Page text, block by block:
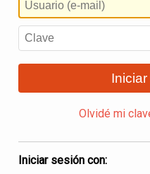
Olvidé mi
Iniciar sesión con: